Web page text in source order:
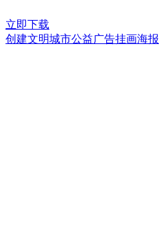
立即下载
创建文明城市公益广告挂画海报